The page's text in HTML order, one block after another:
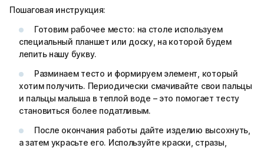
Пошаговая инструкция:
Готовим рабочее место: на столе используем
специальный планшет или доску, на которой будем
лепить нашу букву.
Разминаем тесто и формируем элемент, который
хотим получить. Периодически смачивайте свои пальцы
и пальцы малыша в теплой воде – это помогает тесту
становиться более податливым.
После окончания работы дайте изделию высохнуть,
а затем украсьте его. Используйте краски, стразы,